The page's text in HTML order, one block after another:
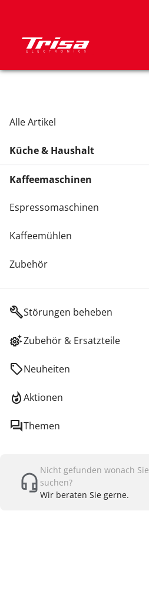
Alle Artikel
Küche & Haushalt
Kaffeemaschinen
Espressomaschinen
Kaffeemühlen
Zubehör
Störungen beheben
Zubehör & Ersatzteile
Neuheiten
Aktionen
Themen
Nicht gefunden wonach Sie
suchen?
Wir beraten Sie gerne.